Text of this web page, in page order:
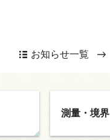
お知らせ一覧
測量・境界